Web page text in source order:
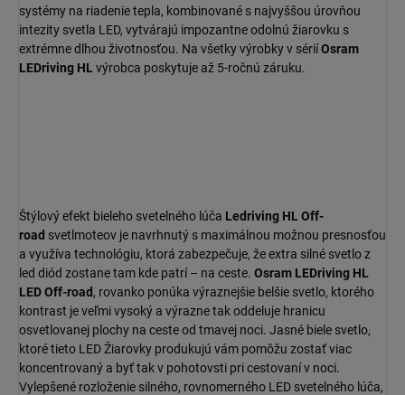
systémy na riadenie tepla, kombinované s najvyššou úrovňou
intezity svetla LED, vytvárajú impozantne odolnú žiarovku s
extrémne dlhou životnosťou. Na všetky výrobky v sériíOsram
LEDriving HL výrobca poskytuje až 5-ročnú záruku.
Štýlový efekt bieleho svetelného lúča Ledriving HL Off-
road svetlmoteov je navrhnutý s maximálnou možnou presnosťou
a využíva technológiu, ktorá zabezpečuje, že extra silné svetlo z
led diód zostane tam kde patrí – na ceste. Osram LEDriving HL
LED Off-road , rovanko ponúka výraznejšie belšie svetlo, ktorého
kontrast je veľmi vysoký a výrazne tak oddeluje hranicu
osvetlovanej plochy na ceste od tmavej noci. Jasné biele svetlo,
ktoré tieto LED Žiarovky produkujú vám pomôžu zostať viac
koncentrovaný a byť tak v pohotovsti pri cestovaní v noci.
Vylepšené rozloženie silného, rovnomerného LED svetelného lúča,